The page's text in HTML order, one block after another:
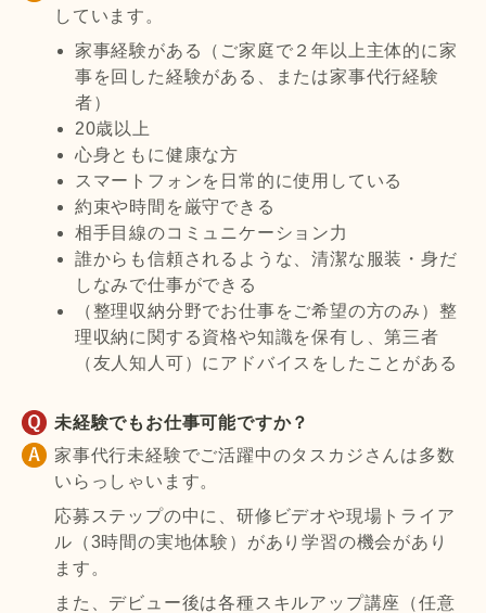
しています。
家事経験がある（ご家庭で２年以上主体的に家
事を回した経験がある、または家事代行経験
者）
20歳以上
心身ともに健康な方
スマートフォンを日常的に使用している
約束や時間を厳守できる
相手目線のコミュニケーション力
誰からも信頼されるような、清潔な服装・身だ
しなみで仕事ができる
（整理収納分野でお仕事をご希望の方のみ）整
理収納に関する資格や知識を保有し、第三者
（友人知人可）にアドバイスをしたことがある
未経験でもお仕事可能ですか？
家事代行未経験でご活躍中のタスカジさんは多数
いらっしゃいます。
応募ステップの中に、研修ビデオや現場トライア
ル（3時間の実地体験）があり学習の機会があり
ます。
また、デビュー後は各種スキルアップ講座（任意